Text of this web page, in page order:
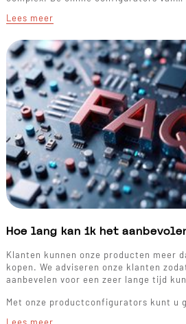
Lees meer
Hoe lang kan ik het
Klanten kunnen onze producten meer
kopen. We adviseren onze klanten
aanbevelen voor een zeer lange tijd
Met onze productconfigurators kunt u